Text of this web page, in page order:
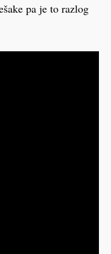
pa je to razlog